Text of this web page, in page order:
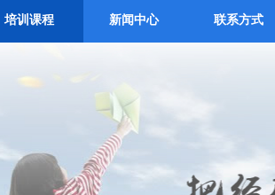
培训课程 新闻中心 联系方式